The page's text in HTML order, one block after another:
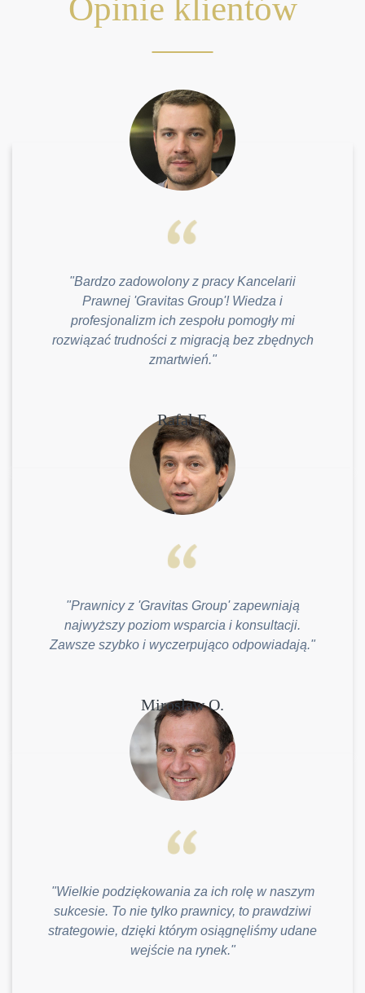
Opinie klientów
"Bardzo zadowolony z pracy Kancelarii
Prawnej 'Gravitas Group'! Wiedza i
profesjonalizm ich zespołu pomogły mi
rozwiązać trudności z migracją bez zbędnych
zmartwień."
Rafał F.
"Prawnicy z 'Gravitas Group' zapewniają
najwyższy poziom wsparcia i konsultacji.
Zawsze szybko i wyczerpująco odpowiadają."
Mirosław O.
"Wielkie podziękowania za ich rolę w naszym
sukcesie. To nie tylko prawnicy, to prawdziwi
strategowie, dzięki którym osiągnęliśmy udane
wejście na rynek."